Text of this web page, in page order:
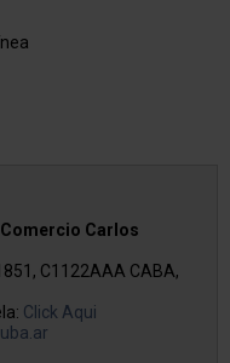
Carlos
C1122AAA CABA,
Click Aqui